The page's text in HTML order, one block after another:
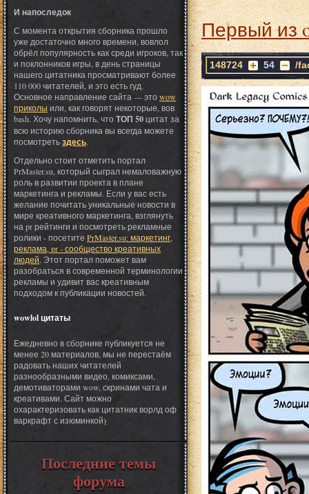
И напоследок
С момента открытия сборника прошло
уже достаточно много времени, вовлол
обрёл популярность как среди игроков, так
и поклонников игры, в день страницы
нашего цитатника просматривают более
110 000 читателей, и это есть гуд.
Основное направление сайта — этоwow
приколы или, как говорят некоторые, вов
bash. Хочу напомнить, что ТОП 50цитат за
всю историю сборника вы всегда можете
посмотретьздесь.
Отдельно стоит отметить портал
PrMaster.su, который сыграл немаловажную
роль в развитии проекта в плане
маркетинга и рекламы. Если у вас есть
желание почитать уникальные новости в
мире креативного маркетинга, взглянуть
на pr рейтинги и посмотреть рекламные
ролики - посетите PrMaster.su: маркетинг,
реклама, pr - сообщество креативных
людей. Этот портал поможет вам
разобраться в современной терминологии
рекламы и удивит вас креативным
подходом к публикации новостей.
wowlol цитаты
Ежедневно в сборнике публикуется не
менее 20 материалов, мы не перестаём
радовать наших читателей
разнообразными видео, комиксами,
демотиваторами wow, скринами чата и
креативами. Сайт можно
охарактеризовать как цитатник ворлд оф
варкрафт с изюминкой)
Последние темы
форума
Первый из
148724 54 /